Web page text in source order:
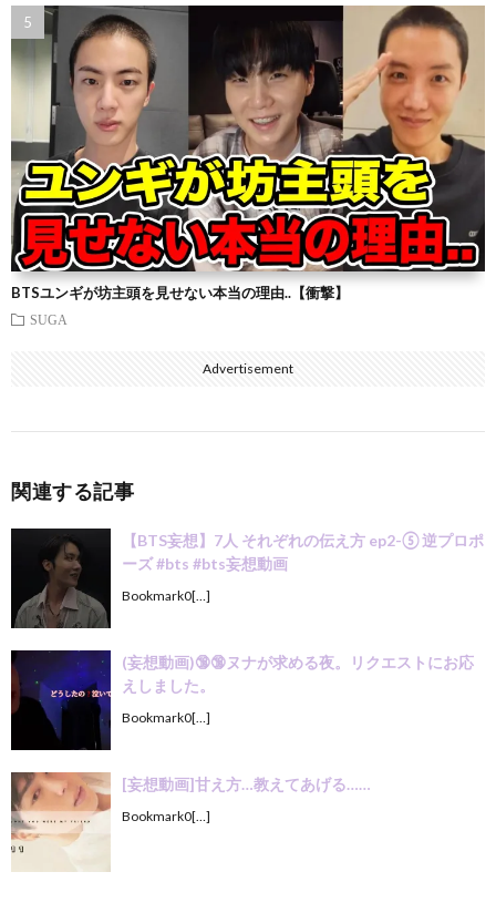
BTSユンギが坊主頭を見せない本当の理由..【衝撃】
SUGA
Advertisement
関連する記事
【BTS妄想】7人 それぞれの伝え方 ep2-⑤ 逆プロポ
ーズ #bts #bts妄想動画
Bookmark0[…]
(妄想動画)🔞🔞ヌナが求める夜。リクエストにお応
えしました。
Bookmark0[…]
[妄想動画]甘え方…教えてあげる……
Bookmark0[…]